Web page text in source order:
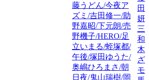
藤うどん/今夜ア
ズミ/吉田修一/助
野嘉昭/下元朗/売
野機子/HERO/足
立いまる/蛭塚都/
午後/塚田ゆうた/
奥嶋ひろまさ/朝
日夜/鬼山瑞樹/岡
田
妍/
三
和
木
ざ
モ